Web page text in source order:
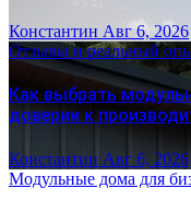
Константин Авг 6, 2026
Отзывы и реальный
Как выбрать
доверии к
Константин Авг 6, 2026
Модульные дома для